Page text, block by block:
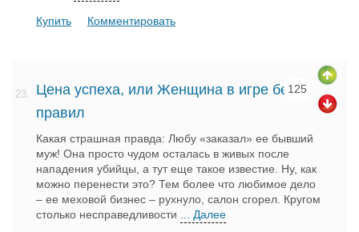
Купить Комментировать
23.
Цена успеха, или Женщина в игре без
правил
125
Какая страшная правда: Любу «заказал» ее бывший
муж! Она просто чудом осталась в живых после
нападения убийцы, а тут еще такое известие. Ну, как
можно перенести это? Тем более что любимое дело
– ее меховой бизнес – рухнуло, салон сгорел. Кругом
столько несправедливости
... Далее